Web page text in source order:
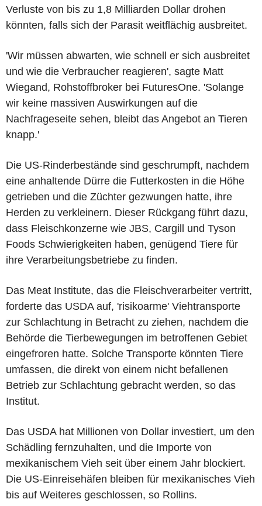
Verluste von bis zu 1,8 Milliarden Dollar drohen
könnten, falls sich der Parasit weitflächig ausbreitet.
'Wir müssen abwarten, wie schnell er sich ausbreitet
und wie die Verbraucher reagieren', sagte Matt
Wiegand, Rohstoffbroker bei FuturesOne. 'Solange
wir keine massiven Auswirkungen auf die
Nachfrageseite sehen, bleibt das Angebot an Tieren
knapp.'
Die US-Rinderbestände sind geschrumpft, nachdem
eine anhaltende Dürre die Futterkosten in die Höhe
getrieben und die Züchter gezwungen hatte, ihre
Herden zu verkleinern. Dieser Rückgang führt dazu,
dass Fleischkonzerne wie JBS, Cargill und Tyson
Foods Schwierigkeiten haben, genügend Tiere für
ihre Verarbeitungsbetriebe zu finden.
Das Meat Institute, das die Fleischverarbeiter vertritt,
forderte das USDA auf, 'risikoarme' Viehtransporte
zur Schlachtung in Betracht zu ziehen, nachdem die
Behörde die Tierbewegungen im betroffenen Gebiet
eingefroren hatte. Solche Transporte könnten Tiere
umfassen, die direkt von einem nicht befallenen
Betrieb zur Schlachtung gebracht werden, so das
Institut.
Das USDA hat Millionen von Dollar investiert, um den
Schädling fernzuhalten, und die Importe von
mexikanischem Vieh seit über einem Jahr blockiert.
Die US-Einreisehäfen bleiben für mexikanisches Vieh
bis auf Weiteres geschlossen, so Rollins.